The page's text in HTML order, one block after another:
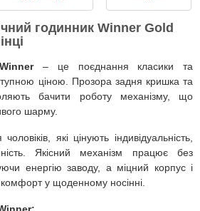
годинник Winner Gold
Winner– це поєднання класики та
ціною. Прозора задня кришка та
бачити роботу механізму, що
шарму.
які цінують індивідуальність,
Якісний механізм працює без
енергію заводу, а міцний корпус і
у щоденному носінні.